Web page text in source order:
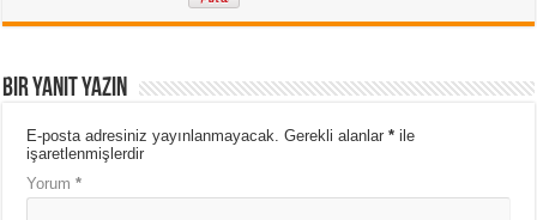
Bir yanıt yazın
E-posta adresiniz yayınlanmayacak. Gerekli alanlar* ile
işaretlenmişlerdir
Yorum*